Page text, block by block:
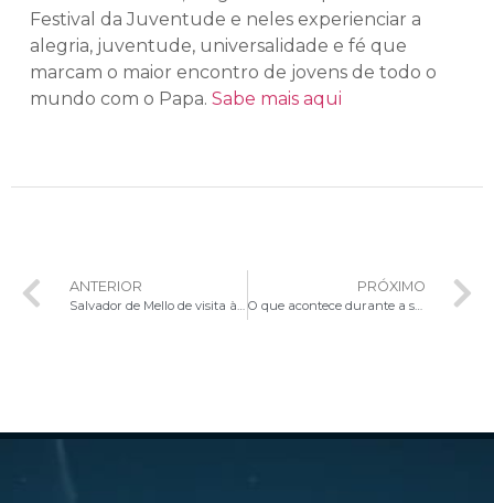
Festival da Juventude e neles experienciar a
alegria, juventude, universalidade e fé que
marcam o maior encontro de jovens de todo o
mundo com o Papa. Sabe mais aqui
ANTERIOR PRÓXIMO
O que acontece durante a semana da JMJ?